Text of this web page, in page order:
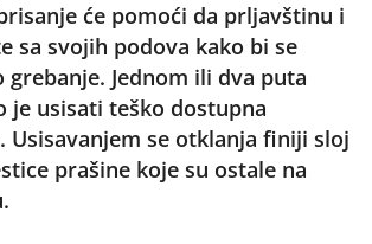
će pomoći da prljavštinu i
sa svojih podova kako bi se
Jednom ili dva puta
je usisati teško dostupna
Usisavanjem se otklanja finiji sloj
prašine koje su ostale na